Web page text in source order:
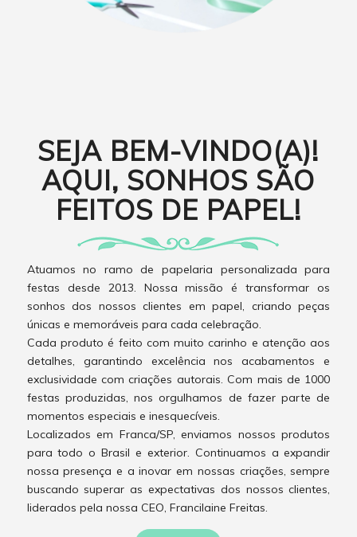
SEJA BEM-VINDO(A)!
AQUI, SONHOS SÃO
FEITOS DE PAPEL!
Atuamos no ramo de papelaria personalizada para
festas desde 2013. Nossa missão é transformar os
sonhos dos nossos clientes em papel, criando peças
únicas e memoráveis para cada celebração.
Cada produto é feito com muito carinho e atenção aos
detalhes, garantindo excelência nos acabamentos e
exclusividade com criações autorais. Com mais de 1000
festas produzidas, nos orgulhamos de fazer parte de
momentos especiais e inesquecíveis.
Localizados em Franca/SP, enviamos nossos produtos
para todo o Brasil e exterior. Continuamos a expandir
nossa presença e a inovar em nossas criações, sempre
buscando superar as expectativas dos nossos clientes,
liderados pela nossa CEO, Francilaine Freitas.